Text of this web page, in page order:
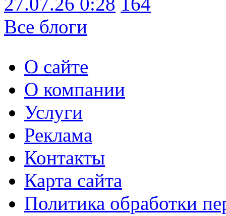
Все блоги
О сайте
О компании
Услуги
Реклама
Контакты
Карта сайта
Политика обработки